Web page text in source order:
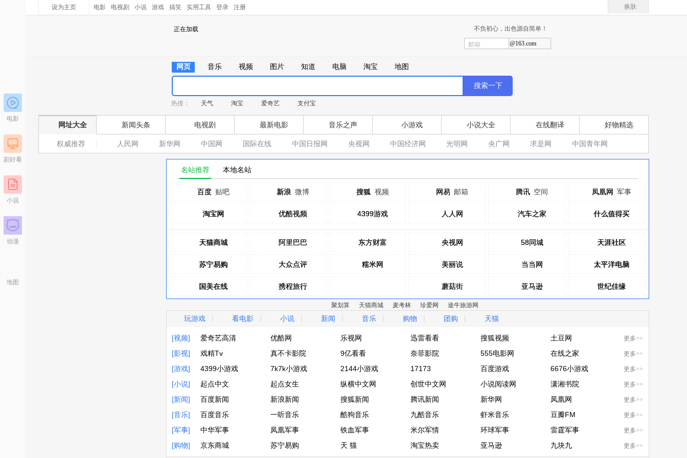
电影
剧好看
小说
动漫
地图
设为主页 电影 电视剧 小说 游戏 搞笑 实用工具 登录 注册 换肤
正在加载 不负初心，出色源自简单！
@163.com
邮箱
网页 音乐 视频 图片 知道 电脑 淘宝 地图
热搜： 天气 淘宝 爱奇艺 支付宝
网址大全 新闻头条 电视剧 最新电影 音乐之声 小游戏 小说大全 在线翻译 好物精选
权威推荐 人民网 新华网 中国网 国际在线 中国日报网 央视网 中国经济网 光明网 央广网 求是网 中国青年网
名站推荐 本地名站
百度
百度 贴吧 新浪
新浪 微博 搜狐
搜狐 视频 网易
网易 邮箱 腾讯
腾讯 空间 凤凰网
凤凰网 军事
淘宝网
淘宝网 优酷视频
优酷视频 4399游戏
4399游戏 人人网
人人网 汽车之家
汽车之家 什么值得买
什么值得买
天猫商城
天猫商城 阿里巴巴
阿里巴巴 东方财富
东方财富 央视网
央视网 58同城
58同城 天涯社区
天涯社区
苏宁易购
苏宁易购 大众点评
大众点评 糯米网
糯米网 美丽说
美丽说 当当网
当当网 太平洋电脑
太平洋电脑
国美在线
国美在线 携程旅行
携程旅行 蘑菇街
蘑菇街 亚马逊
亚马逊 世纪佳缘
世纪佳缘
拉手网
拉手网 乐蜂网
乐蜂网
聚划算 天猫商城 麦考林 珍爱网 途牛旅游网
玩游戏 看电影 小说 新闻 音乐 购物 团购 天猫
[视频] 更多>>
爱奇艺高清
爱奇艺高清
优酷网
优酷网
乐视网
乐视网
迅雷看看
迅雷看看
搜狐视频
搜狐视频
土豆网
土豆网
[影视] 更多>>
戏精Tv
戏精Tv
真不卡影院
真不卡影院
9亿看看
9亿看看
奈菲影院
奈菲影院
555电影网
555电影网
在线之家
在线之家
[游戏] 更多>>
4399小游戏
4399小游戏
7k7k小游戏
7k7k小游戏
2144小游戏
2144小游戏
17173
17173
百度游戏
百度游戏
6676小游戏
6676小游戏
[小说] 更多>>
起点中文
起点中文
起点女生
起点女生
纵横中文网
纵横中文网
创世中文网
创世中文网
小说阅读网
小说阅读网
潇湘书院
潇湘书院
[新闻] 更多>>
百度新闻
百度新闻
新浪新闻
新浪新闻
搜狐新闻
搜狐新闻
腾讯新闻
腾讯新闻
新华网
新华网
凤凰网
凤凰网
[音乐] 更多>>
百度音乐
百度音乐
一听音乐
一听音乐
酷狗音乐
酷狗音乐
九酷音乐
九酷音乐
虾米音乐
虾米音乐
豆瓣FM
豆瓣FM
[军事] 更多>>
中华军事
中华军事
凤凰军事
凤凰军事
铁血军事
铁血军事
米尔军情
米尔军情
环球军事
环球军事
雷霆军事
雷霆军事
[购物] 更多>>
京东商城
苏宁易购
天 猫
淘宝热卖
亚马逊
九块九